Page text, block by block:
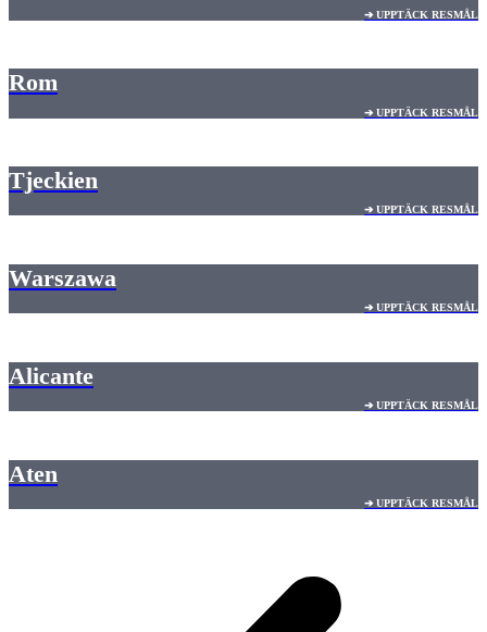
➔ UPPTÄCK RESMÅL
Rom
➔ UPPTÄCK RESMÅL
Tjeckien
➔ UPPTÄCK RESMÅL
Warszawa
➔ UPPTÄCK RESMÅL
Alicante
➔ UPPTÄCK RESMÅL
Aten
➔ UPPTÄCK RESMÅL